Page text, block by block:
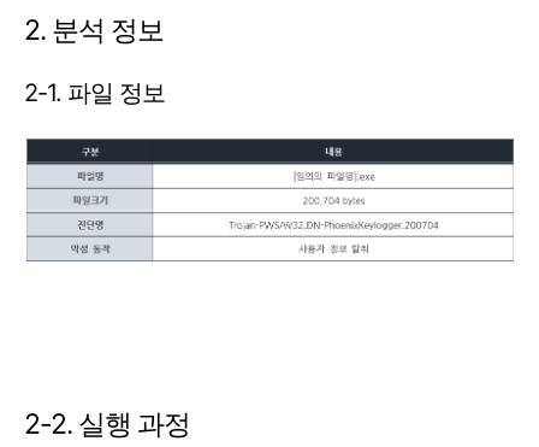
2. 분석 정보
2-1. 파일 정보
2-2. 실행 과정